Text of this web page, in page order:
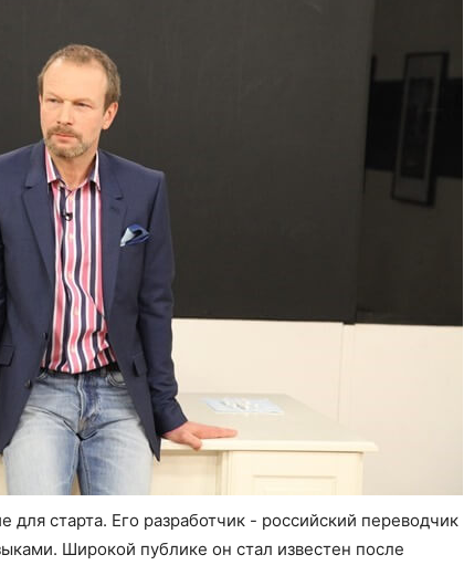
старта. Его разработчик - российский переводчик
Широкой публике он стал известен после